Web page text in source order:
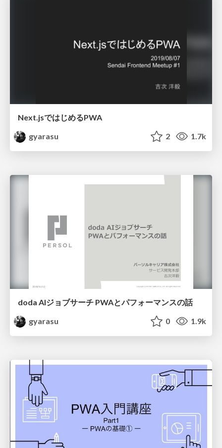
Next.jsではじめるPWA
gyarasu
2 1.7k
doda AIジョブサーチ PWAとパフォーマンスの話
gyarasu
0 1.9k